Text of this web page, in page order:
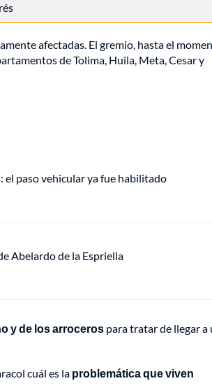
afectadas. El gremio, hasta el
de Tolima, Huila, Meta, Cesar y
el paso vehicular ya fue habilitado
Abelardo de la Espriella
y de los arroceros para tratar de llegar a
cuál es la problemática que viven